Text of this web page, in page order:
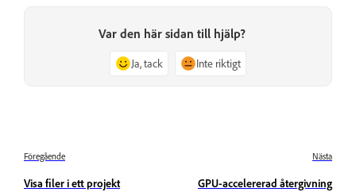
Var den här sidan till hjälp?
Ja, tack Inte riktigt
Föregående
Visa filer i ett projekt
Nästa
GPU-accelererad återgivning